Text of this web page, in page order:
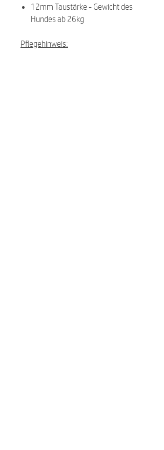
12mm Taustärke - Gewicht des
Hundes ab 26kg
Pflegehinweis: